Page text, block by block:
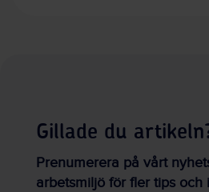
Gillade du
Prenumerera på vårt
arbetsmiljö för fler tips och